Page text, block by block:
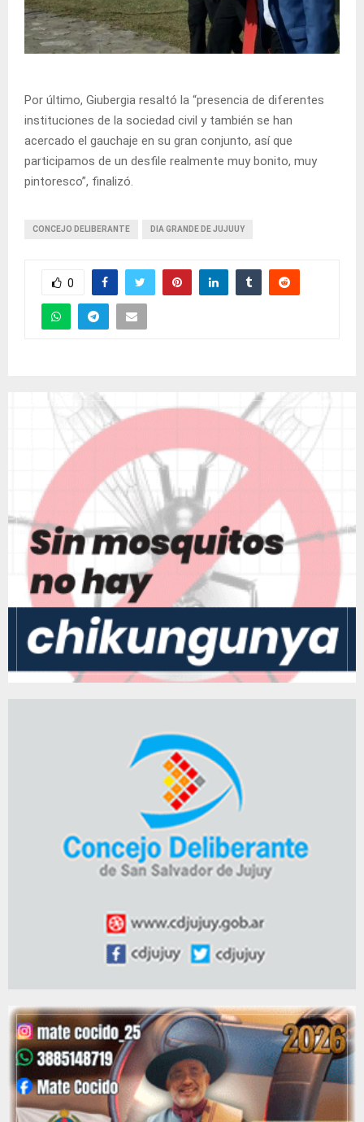
Por último, Giubergia resaltó la “presencia de diferentes
instituciones de la sociedad civil y también se han
acercado el gauchaje en su gran conjunto, así que
participamos de un desfile realmente muy bonito, muy
pintoresco”, finalizó.
CONCEJO DELIBERANTE DIA GRANDE DE JUJUUY
0